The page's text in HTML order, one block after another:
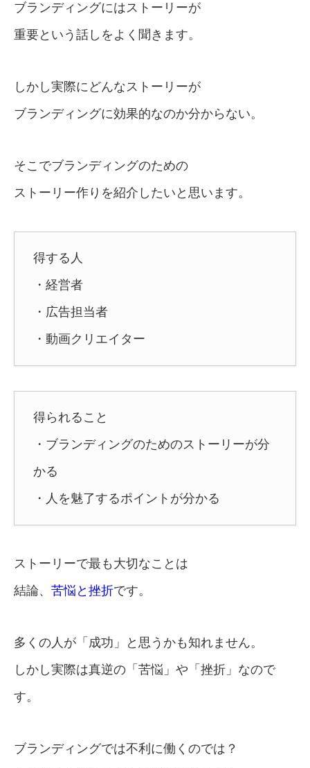
ブランディングにはストーリーが
重要という話しをよく聞きます。
しかし実際にどんなストーリーが
ブランディングに効果的なのか分からない。
そこでブランディングのための
ストーリー作りを紹介したいと思います。
得する人
・経営者
・広告担当者
・動画クリエイター
得られること
・ブランディングのためのストーリーが分
かる
・人を魅了するポイントが分かる
ストーリーで最も大切なことは
結論、 苦悩と挫折です。
多くの人が「成功」と思うかも知れません。
しかし実際は真逆の「苦悩」や「挫折」なので
す。
ブランディングでは不利に働くのでは？